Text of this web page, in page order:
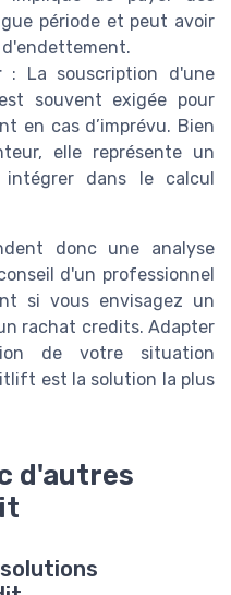
période et peut avoir
: La souscription d'une
souvent exigée pour
en cas d’imprévu. Bien
elle représente un
intégrer dans le calcul
donc une analyse
d'un professionnel
si vous envisagez un
rachat credits. Adapter
de votre situation
est la solution la plus
d'autres